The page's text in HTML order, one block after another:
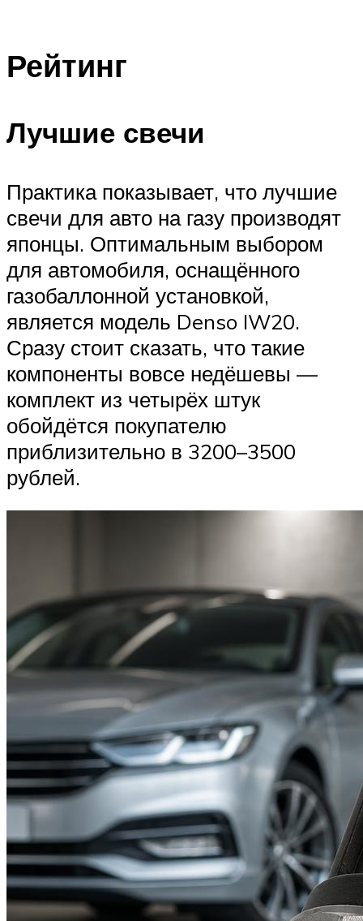
Рейтинг
Лучшие свечи
Практика показывает, что лучшие
свечи для авто на газу производят
японцы. Оптимальным выбором
для автомобиля, оснащённого
газобаллонной установкой,
является модель Denso IW20.
Сразу стоит сказать, что такие
компоненты вовсе недёшевы —
комплект из четырёх штук
обойдётся покупателю
приблизительно в 3200–3500
рублей.